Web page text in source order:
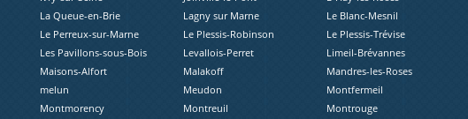
La Queue-en-Brie Lagny sur Marne Le Blanc-Mesnil
Le Perreux-sur-Marne Le Plessis-Robinson Le Plessis-Trévise
Les Pavillons-sous-Bois Levallois-Perret Limeil-Brévannes
Maisons-Alfort Malakoff Mandres-les-Roses
melun Meudon Montfermeil
Montmorency Montreuil Montrouge